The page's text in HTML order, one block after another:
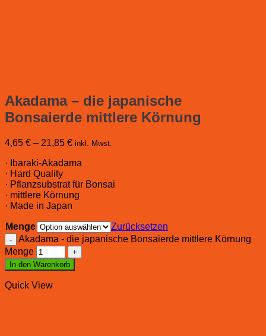
Akadama – die japanische
Bonsaierde mittlere Körnung
4,65 € – 21,85 € inkl. Mwst.
· Ibaraki-Akadama
· Hard Quality
· Pflanzsubstrat für Bonsai
· mittlere Körnung
· Made in Japan
Menge
Zurücksetzen
Akadama - die japanische Bonsaierde mittlere Körnung
Menge
In den Warenkorb
Quick View